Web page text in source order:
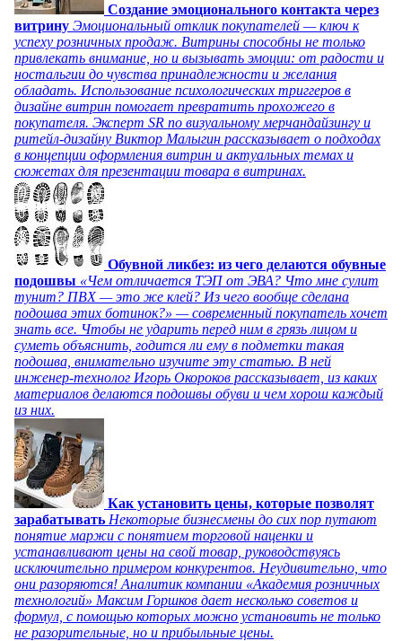
Создание эмоционального контакта через
витрину Эмоциональный отклик покупателей — ключ к
успеху розничных продаж. Витрины способны не только
привлекать внимание, но и вызывать эмоции: от радости и
ностальгии до чувства принадлежности и желания
обладать. Использование психологических триггеров в
дизайне витрин помогает превратить прохожего в
покупателя. Эксперт SR по визуальному мерчандайзингу и
ритейл-дизайну Виктор Малыгин рассказывает о подходах
в концепции оформления витрин и актуальных темах и
сюжетах для презентации товара в витринах.
Обувной ликбез: из чего делаются обувные
подошвы «Чем отличается ТЭП от ЭВА? Что мне сулит
тунит? ПВХ — это же клей? Из чего вообще сделана
подошва этих ботинок?» — современный покупатель хочет
знать все. Чтобы не ударить перед ним в грязь лицом и
суметь объяснить, годится ли ему в подметки такая
подошва, внимательно изучите эту статью. В ней
инженер-технолог Игорь Окороков рассказывает, из каких
материалов делаются подошвы обуви и чем хорош каждый
из них.
Как установить цены, которые позволят
зарабатывать Некоторые бизнесмены до сих пор путают
понятие маржи с понятием торговой наценки и
устанавливают цены на свой товар, руководствуясь
исключительно примером конкурентов. Неудивительно, что
они разоряются! Аналитик компании «Академия розничных
технологий» Максим Горшков дает несколько советов и
формул, с помощью которых можно установить не только
не разорительные, но и прибыльные цены.